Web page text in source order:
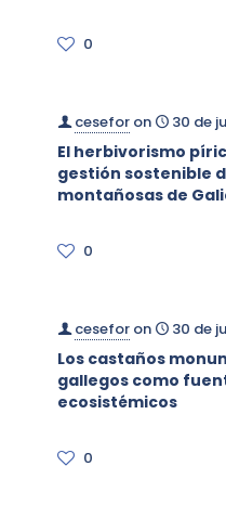
0
cesefor on 30 de
El herbivorismo
gestión sostenible
montañosas de
0
cesefor on 30 de
Los castaños
gallegos como
ecosistémicos
0